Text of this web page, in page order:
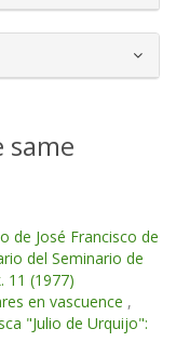
same
de José Francisco de
del Seminario de
11 (1977)
en vascuence ,
"Julio de Urquijo":